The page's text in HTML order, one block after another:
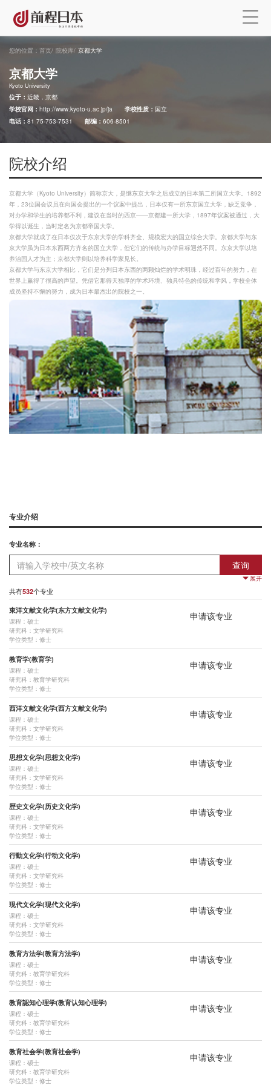
您的位置： 首页/ 院校库/ 京都大学
京都大学
Kyoto University
位于： 近畿，京都
学校官网： http://www.kyoto-u.ac.jp/ja 学校性质： 国立
电话： 81 75-753-7531 邮编： 606-8501
院校介绍
京都大学（Kyoto University）简称京大，是继东京大学之后成立的日本第二所国立大学。1892
年，23位国会议员在向国会提出的一个议案中提出，日本仅有一所东京国立大学，缺乏竞争，
对办学和学生的培养都不利，建议在当时的西京——京都建一所大学，1897年议案被通过，大
学得以诞生，当时定名为京都帝国大学。
京都大学就成了在日本仅次于东京大学的学科齐全、规模宏大的国立综合大学。京都大学与东
京大学虽为日本东西两方齐名的国立大学，但它们的传统与办学目标迥然不同。东京大学以培
养治国人才为主；京都大学则以培养科学家见长。
京都大学与东京大学相比，它们是分列日本东西的两颗灿烂的学术明珠，经过百年的努力，在
世界上赢得了很高的声望。凭借它那得天独厚的学术环境、独具特色的传统和学风，学校全体
成员坚持不懈的努力，成为日本最杰出的院校之一。
专业介绍
专业名称：
查询
意向课程：
全部 硕士 博士 研究生
研究科：
全部 教育学研究科
理学研究科 医学研究科
能量科学研究科 亚洲·非洲地域研究研究科 信息学研究科 生命科学研究科
综合生存学馆（思修馆） 经营管理大学院
物理学第一分野
人間．環境学研究科 エネルギー科学研究科 東洋系 西洋系
教育学講座 教育方法学講座
生涯教育学講座 比較教育政策学講座 臨床教育学講座
心理臨床学講座 臨床実践指導学講座
人間・環境学研究科 アジア・アフリカ地域研究研究科
地域変動論講座
地域動態論講座 平和共生・生存基盤論講座 イスラーム世界論講座
南アジア・インド洋世界論講座 公共政策大学院
展开
共有532个专业
東洋文献文化学(东方文献文化学)
课程：硕士
研究科：文学研究科
学位类型：修士
申请该专业
教育学(教育学)
课程：硕士
研究科：教育学研究科
学位类型：修士
申请该专业
西洋文献文化学(西方文献文化学)
课程：硕士
研究科：文学研究科
学位类型：修士
申请该专业
思想文化学(思想文化学)
课程：硕士
研究科：文学研究科
学位类型：修士
申请该专业
歴史文化学(历史文化学)
课程：硕士
研究科：文学研究科
学位类型：修士
申请该专业
行動文化学(行动文化学)
课程：硕士
研究科：文学研究科
学位类型：修士
申请该专业
現代文化学(现代文化学)
课程：硕士
研究科：文学研究科
学位类型：修士
申请该专业
教育方法学(教育方法学)
课程：硕士
研究科：教育学研究科
学位类型：修士
申请该专业
教育認知心理学(教育认知心理学)
课程：硕士
研究科：教育学研究科
学位类型：修士
申请该专业
教育社会学(教育社会学)
课程：硕士
研究科：教育学研究科
学位类型：修士
申请该专业